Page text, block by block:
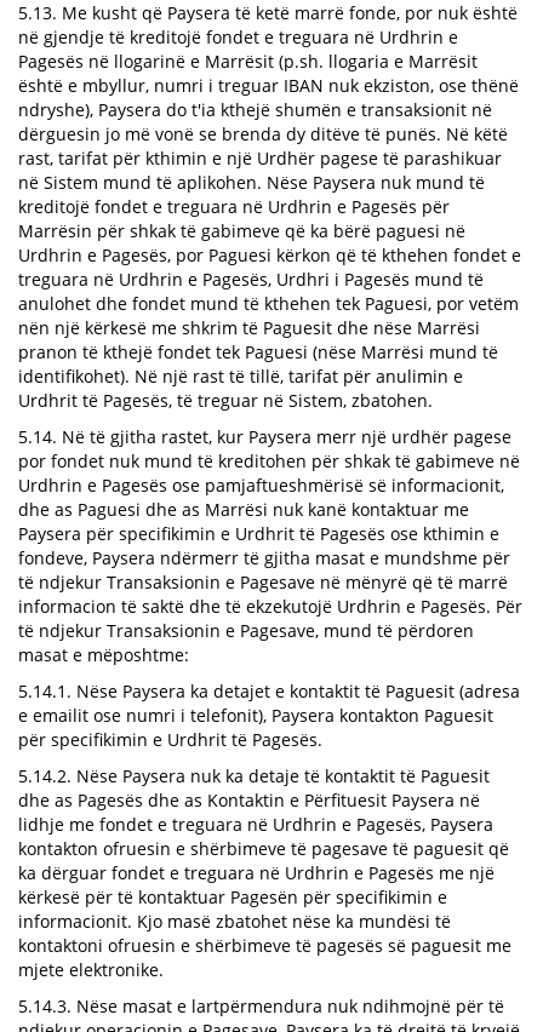
5.13. Me kusht që Paysera të ketë marrë fonde, por nuk është
në gjendje të kreditojë fondet e treguara në Urdhrin e
Pagesës në llogarinë e Marrësit (p.sh. llogaria e Marrësit
është e mbyllur, numri i treguar IBAN nuk ekziston, ose thënë
ndryshe), Paysera do t'ia kthejë shumën e transaksionit në
dërguesin jo më vonë se brenda dy ditëve të punës. Në këtë
rast, tarifat për kthimin e një Urdhër pagese të parashikuar
në Sistem mund të aplikohen. Nëse Paysera nuk mund të
kreditojë fondet e treguara në Urdhrin e Pagesës për
Marrësin për shkak të gabimeve që ka bërë paguesi në
Urdhrin e Pagesës, por Paguesi kërkon që të kthehen fondet e
treguara në Urdhrin e Pagesës, Urdhri i Pagesës mund të
anulohet dhe fondet mund të kthehen tek Paguesi, por vetëm
nën një kërkesë me shkrim të Paguesit dhe nëse Marrësi
pranon të kthejë fondet tek Paguesi (nëse Marrësi mund të
identifikohet). Në një rast të tillë, tarifat për anulimin e
Urdhrit të Pagesës, të treguar në Sistem, zbatohen.
5.14. Në të gjitha rastet, kur Paysera merr një urdhër pagese
por fondet nuk mund të kreditohen për shkak të gabimeve në
Urdhrin e Pagesës ose pamjaftueshmërisë së informacionit,
dhe as Paguesi dhe as Marrësi nuk kanë kontaktuar me
Paysera për specifikimin e Urdhrit të Pagesës ose kthimin e
fondeve, Paysera ndërmerr të gjitha masat e mundshme për
të ndjekur Transaksionin e Pagesave në mënyrë që të marrë
informacion të saktë dhe të ekzekutojë Urdhrin e Pagesës. Për
të ndjekur Transaksionin e Pagesave, mund të përdoren
masat e mëposhtme:
5.14.1. Nëse Paysera ka detajet e kontaktit të Paguesit (adresa
e emailit ose numri i telefonit), Paysera kontakton Paguesit
për specifikimin e Urdhrit të Pagesës.
5.14.2. Nëse Paysera nuk ka detaje të kontaktit të Paguesit
dhe as Pagesës dhe as Kontaktin e Përfituesit Paysera në
lidhje me fondet e treguara në Urdhrin e Pagesës, Paysera
kontakton ofruesin e shërbimeve të pagesave të paguesit që
ka dërguar fondet e treguara në Urdhrin e Pagesës me një
kërkesë për të kontaktuar Pagesën për specifikimin e
informacionit. Kjo masë zbatohet nëse ka mundësi të
kontaktoni ofruesin e shërbimeve të pagesës së paguesit me
mjete elektronike.
5.14.3. Nëse masat e lartpërmendura nuk ndihmojnë për të